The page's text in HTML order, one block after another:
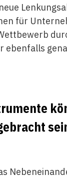
für
ebenfalls